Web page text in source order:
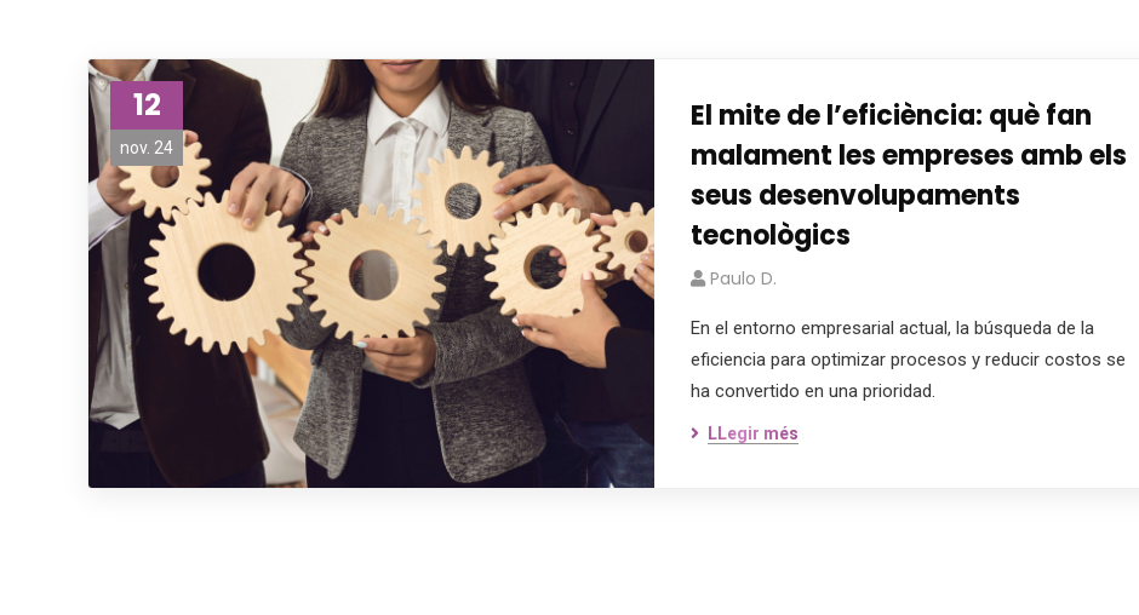
12
nov. 24
El mite de l’eficiència: què fan
malament les empreses amb els
seus desenvolupaments
tecnològics
Paulo D.
En el entorno empresarial actual, la búsqueda de la
eficiencia para optimizar procesos y reducir costos se
ha convertido en una prioridad.
LLegir més